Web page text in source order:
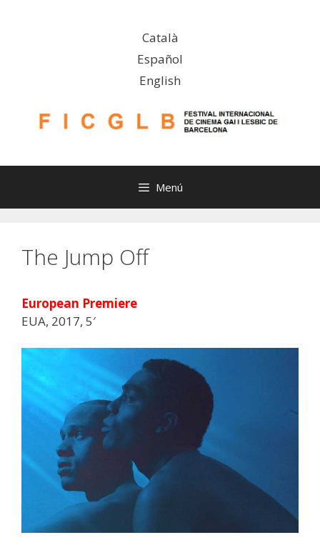
Català
Español
English
Menú
The Jump Off
European Premiere
EUA, 2017, 5′